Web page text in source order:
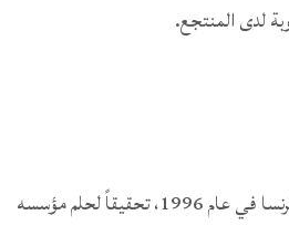
لدى المنتجع.
ولد مفهوم بودا-بار بيتش في فرنسا في عام 1996، تحقيقاً لحلم مؤسسه